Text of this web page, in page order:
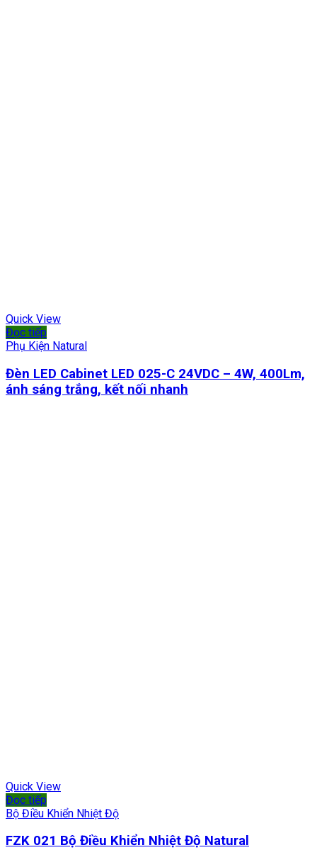
Quick View
Đọc tiếp
Phụ Kiện Natural
Đèn LED Cabinet LED 025-C 24VDC – 4W, 400Lm,
ánh sáng trắng, kết nối nhanh
Quick View
Đọc tiếp
Bộ Điều Khiển Nhiệt Độ
FZK 021 Bộ Điều Khiển Nhiệt Độ Natural